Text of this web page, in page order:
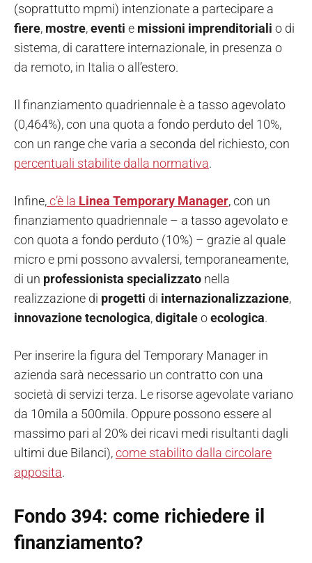
(soprattutto mpmi) intenzionate a partecipare a
fiere, mostre,eventi e missioni imprenditoriali o di
sistema, di carattere internazionale, in presenza o
da remoto, in Italia o all’estero.
Il finanziamento quadriennale è a tasso agevolato
(0,464%), con una quota a fondo perduto del 10%,
con un range che varia a seconda del richiesto, con
percentuali stabilite dalla normativa.
Infine,c’è la Linea Temporary Manager, con un
finanziamento quadriennale – a tasso agevolato e
con quota a fondo perduto (10%) – grazie al quale
micro e pmi possono avvalersi, temporaneamente,
di un professionista specializzato nella
realizzazione di progetti di internazionalizzazione,
innovazionetecnologica,digitaleoecologica.
Per inserire la figura del Temporary Manager in
azienda sarà necessario un contratto con una
società di servizi terza. Le risorse agevolate variano
da 10mila a 500mila. Oppure possono essere al
massimo pari al 20% dei ricavi medi risultanti dagli
ultimi due Bilanci),come stabilito dalla circolare
apposita.
Fondo 394: come richiedere il
finanziamento?